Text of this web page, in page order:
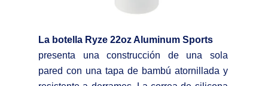
La botella Ryze 22oz Aluminum Sports
presenta una construcción de una sola
pared con una tapa de bambú atornillada y